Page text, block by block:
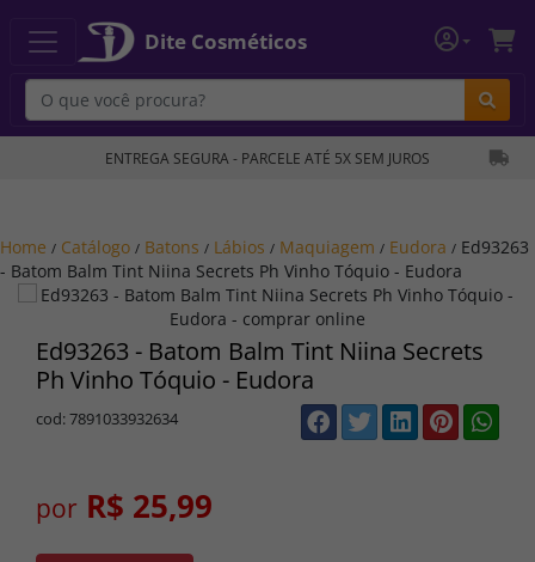
Dite Cosméticos
ENTREGA SEGURA - PARCELE ATÉ 5X SEM JUROS
Home / Catálogo / Batons / Lábios / Maquiagem / Eudora / Ed93263
- Batom Balm Tint Niina Secrets Ph Vinho Tóquio - Eudora
Ed93263 - Batom Balm Tint Niina Secrets
Ph Vinho Tóquio - Eudora
cod: 7891033932634
por R$ 25,99